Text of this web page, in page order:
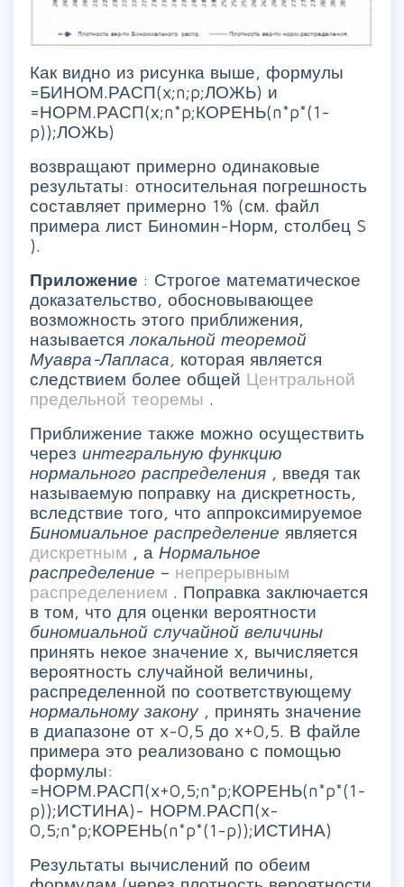
Как видно из рисунка выше, формулы
=БИНОМ.РАСП(x;n;p;ЛОЖЬ) и
=НОРМ.РАСП(х;n*p;КОРЕНЬ(n*p*(1-
p));ЛОЖЬ)
возвращают примерно одинаковые
результаты: относительная погрешность
составляет примерно 1% (см. файл
примера лист Биномин-Норм, столбец S
).
Приложение : Строгое математическое
доказательство, обосновывающее
возможность этого приближения,
называетсялокальной теоремой
Муавра-Лапласа, которая является
следствием более общей Центральной
предельной теоремы .
Приближение также можно осуществить
через интегральную функцию
нормального распределения , введя так
называемую поправку на дискретность,
вследствие того, что аппроксимируемое
Биномиальное распределение является
дискретным , а Нормальное
распределение – непрерывным
распределением . Поправка заключается
в том, что для оценки вероятности
биномиальной случайной величины
принять некое значение х, вычисляется
вероятность случайной величины,
распределенной по соответствующему
нормальному закону , принять значение
в диапазоне от x-0,5 до x+0,5. В файле
примера это реализовано с помощью
формулы:
=НОРМ.РАСП(x+0,5;n*p;КОРЕНЬ(n*p*(1-
p));ИСТИНА)- НОРМ.РАСП(x-
0,5;n*p;КОРЕНЬ(n*p*(1-p));ИСТИНА)
Результаты вычислений по обеим